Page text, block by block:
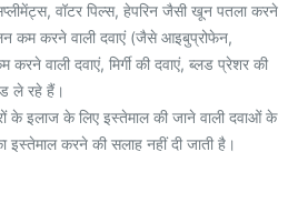
वॉटर पिल्स, हेपरिन जैसी खून पतला करने
कम करने वाली दवाएं (जैसे आइबुप्रोफेन,
वाली दवाएं, मिर्गी की दवाएं, ब्लड प्रेशर की
ले रहे हैं।
के इलाज के लिए इस्तेमाल की जाने वाली दवाओं के
इस्तेमाल करने की सलाह नहीं दी जाती है।